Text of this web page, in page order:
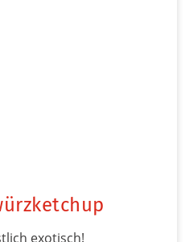
exotisch!